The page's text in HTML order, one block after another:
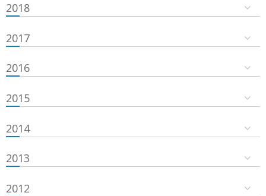
2018
2017
2016
2015
2014
2013
2012